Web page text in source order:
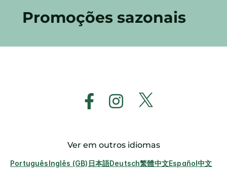
Promoções sazonais
Ver em outros idiomas
PortuguêsInglês (GB) 日本語Deutsch繁體中文Español中文